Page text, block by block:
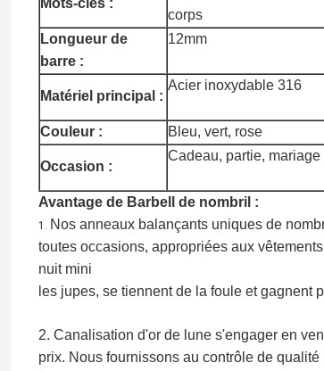
Mots-clés :
corps
Longueur de
barre :
12mm
Matériel principal :
Acier inoxydable 316
Couleur :
Bleu, vert, rose
Occasion :
Cadeau, partie, mariage
Avantage de Barbell de nombril :
1. Nos anneaux balançants uniques de
toutes occasions, appropriées aux
nuit mini
les jupes, se tiennent de la foule et gagnent
2. Canalisation d'or de lune s'engager en
prix. Nous fournissons au contrôle de